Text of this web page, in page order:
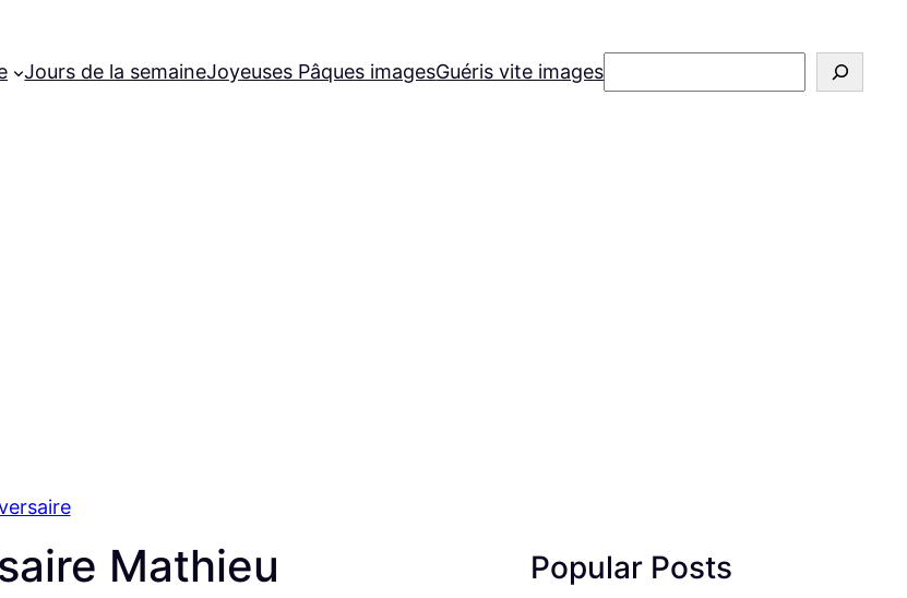
Jours de la semaineJoyeuses Pâques imagesGuéris vite imagesRechercher
Mathieu Popular Posts